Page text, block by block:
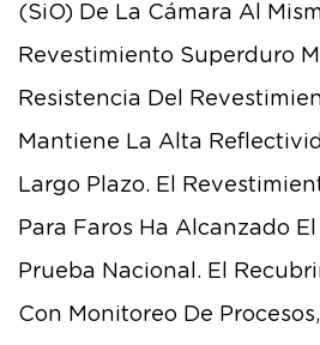
(SiO) De La Cámara Al
Revestimiento Superduro
Resistencia Del
Mantiene La Alta
Largo Plazo. El
Para Faros Ha Alcanzado
Prueba Nacional. El
Con Monitoreo De